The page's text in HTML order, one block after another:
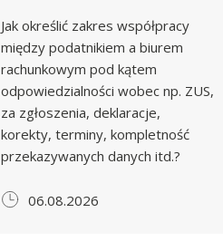
Jak określić zakres współpracy
między podatnikiem a biurem
rachunkowym pod kątem
odpowiedzialności wobec np. ZUS,
za zgłoszenia, deklaracje,
korekty, terminy, kompletność
przekazywanych danych itd.?
06.08.2026